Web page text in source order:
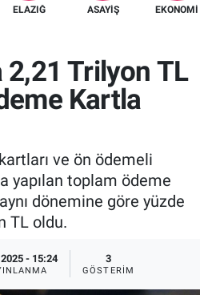
ELAZIĞ ASAYIŞ EKONOMI
2,21 Trilyon TL
Kartla
ve ön ödemeli
yapılan toplam ödeme
dönemine göre yüzde
TL oldu.
- 15:24 3
GÖSTERIM
ve Fikstür